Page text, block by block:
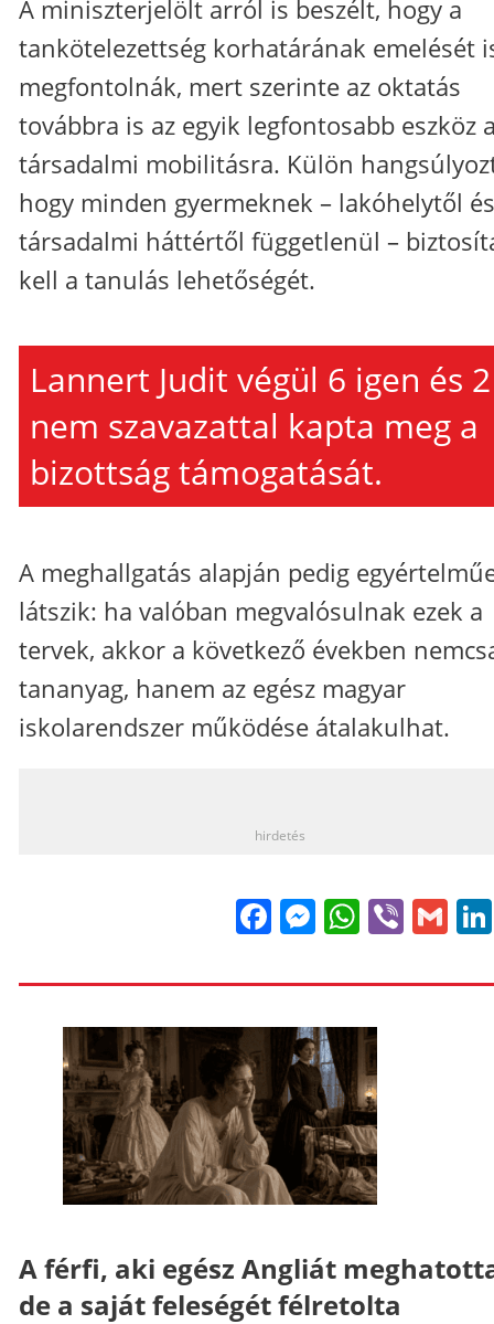
A miniszterjelölt arról is beszélt, hogy a
tankötelezettség korhatárának emelését
megfontolnák, mert szerinte az oktatás
továbbra is az egyik legfontosabb eszköz
társadalmi mobilitásra. Külön
hogy minden gyermeknek – lakóhelytől és
társadalmi háttértől függetlenül –
kell a tanulás lehetőségét.
Lannert Judit végül 6 igen és 2
nem szavazattal kapta meg a
bizottság támogatását.
A meghallgatás alapján pedig
látszik: ha valóban megvalósulnak ezek a
tervek, akkor a következő években
tananyag, hanem az egész magyar
iskolarendszer működése átalakulhat.
hirdetés
FacebookViber
A férfi, aki egész Angliát
de a saját feleségét félretolta